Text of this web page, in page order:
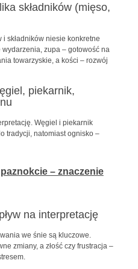
składników (mięso,
składników niesie konkretne
zupa – gotowość na
towarzyskie, a kości – rozwój
piekarnik,
Węgiel i piekarnik
tradycji, natomiast ognisko –
– znaczenie
na interpretację
we śnie są kluczowe.
zmiany, a złość czy frustracja –